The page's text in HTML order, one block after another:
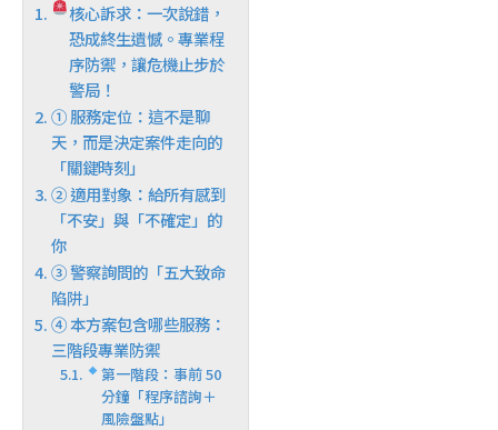
核心訴求：一次說錯，
恐成終生遺憾。專業程
序防禦，讓危機止步於
警局！
① 服務定位：這不是聊
天，而是決定案件走向的
「關鍵時刻」
② 適用對象：給所有感到
「不安」與「不確定」的
你
③ 警察詢問的「五大致命
陷阱」
④ 本方案包含哪些服務：
三階段專業防禦
第一階段：事前 50
分鐘「程序諮詢＋
風險盤點」